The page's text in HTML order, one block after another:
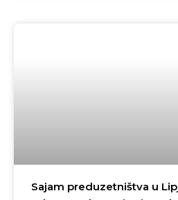
Sajam preduzetništva u